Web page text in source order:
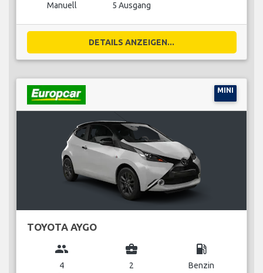
Manuell 5 Ausgang
DETAILS ANZEIGEN...
MINI
TOYOTA AYGO
group
4
business_center
2
local_gas_station
Benzin